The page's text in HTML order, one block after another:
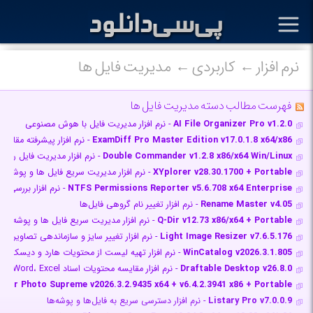
نرم افزار کاربردی مدیریت فایل ها
فهرست مطالب دسته مدیریت فایل ها
AI File Organizer Pro v1.2.0- نرم افزار مدیریت فایل با هوش مصنوعی
ExamDiff Pro Master Edition v17.0.1.8 x64/x86 - نرم افزار پیشرفته
Double Commander v1.2.8 x86/x64 Win/Linux - نرم افزار مدیریت فایل
XYplorer v28.30.1700 + Portable- نرم افزار مدیریت سریع فایل ها و پوشه
NTFS Permissions Reporter v5.6.708 x64 Enterprise - نرم افزار
Rename Master v4.05 - نرم افزار تغییر نام گروهی فایل‌ها
Q-Dir v12.73 x86/x64 + Portable - نرم افزار مدیریت سریع فایل ها و پوشه ها
Light Image Resizer v7.6.5.176 - نرم افزار تغییر سایز و سازماندهی تصاویر
WinCatalog v2026.3.1.805- نرم افزار تهیه لیست از محتویات هارد و دیسک
Draftable Desktop v26.8.0 - نرم افزار مقایسه محتویات اسناد PDF، Word، Excel و PowerPoint
Photo Supreme v2026.3.2.9435 x64 + v6.4.2.3941 x86 + Portable
Listary Pro v7.0.0.9 - نرم افزار دسترسی سریع به فایل‌ها و پوشه‌ها